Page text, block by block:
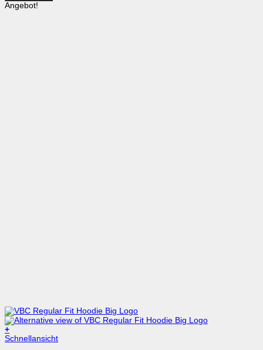
Angebot!
+
Dieses
Schnellansicht